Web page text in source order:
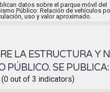
datos sobre el parque móvil del
Público: Relación de vehículos
uso y valor aproximado.
LA ESTRUCTURA Y
PÚBLICO. SE
(0 out of 3 indicators)